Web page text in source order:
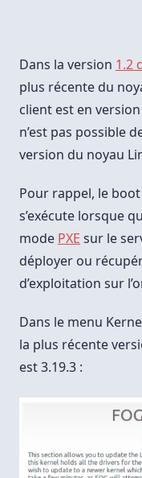
Dans la version 1.2
plus récente du
client est en
n’est pas possible
version du noyau
Pour rappel, le
s’exécute lorsque
mode PXE sur le
déployer ou
d’exploitation sur
Dans le menu
la plus récente
est 3.19.3 :